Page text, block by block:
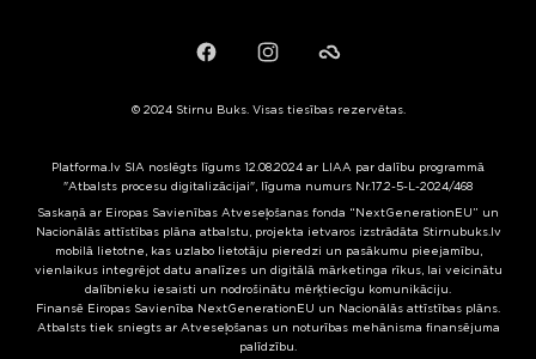
FacebookInstagramFailiem.lv
© 2024 Stirnu Buks. Visas tiesības rezervētas.
Platforma.lv SIA noslēgts līgums 12.08.2024 ar LIAA par dalību programmā
"Atbalsts procesu digitalizācijai", līguma numurs Nr.17.2-5-L-2024/468
Saskaņā ar Eiropas Savienības Atveseļošanas fonda “NextGenerationEU” un
Nacionālās attīstības plāna atbalstu, projekta ietvaros izstrādāta Stirnubuks.lv
mobilā lietotne, kas uzlabo lietotāju pieredzi un pasākumu pieejamību,
vienlaikus integrējot datu analīzes un digitālā mārketinga rīkus, lai veicinātu
dalībnieku iesaisti un nodrošinātu mērķtiecīgu komunikāciju.
Finansē Eiropas Savienība NextGenerationEU un Nacionālās attīstības plāns.
Atbalsts tiek sniegts ar Atveseļošanas un noturības mehānisma finansējuma
palīdzību.